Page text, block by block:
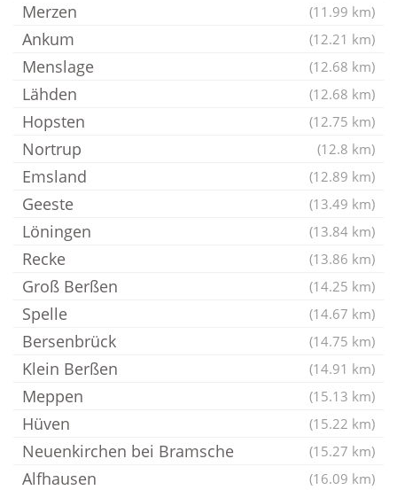
Merzen (11.99 km)
Ankum (12.21 km)
Menslage (12.68 km)
Lähden (12.68 km)
Hopsten (12.75 km)
Nortrup (12.8 km)
Emsland (12.89 km)
Geeste (13.49 km)
Löningen (13.84 km)
Recke (13.86 km)
Groß Berßen (14.25 km)
Spelle (14.67 km)
Bersenbrück (14.75 km)
Klein Berßen (14.91 km)
Meppen (15.13 km)
Hüven (15.22 km)
Neuenkirchen bei Bramsche (15.27 km)
Alfhausen (16.09 km)